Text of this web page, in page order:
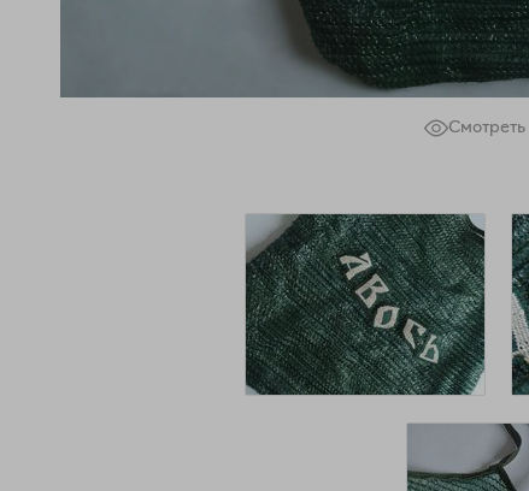
Смотреть